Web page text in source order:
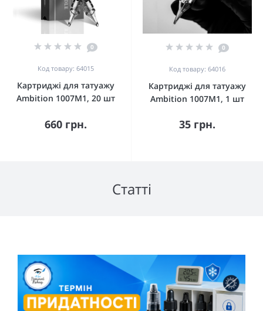
0
Код товару: 64015
Картриджі для татуажу
Ambition 1007M1, 20 шт
660 грн.
0
Код товару: 64016
Картриджі для татуажу
Ambition 1007M1, 1 шт
35 грн.
Статті